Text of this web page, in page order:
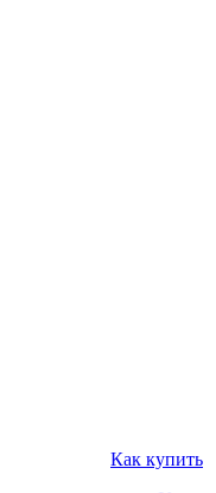
Как купить